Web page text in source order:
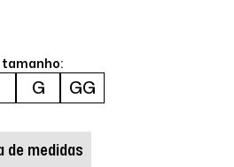
tamanho:
G GG
de medidas